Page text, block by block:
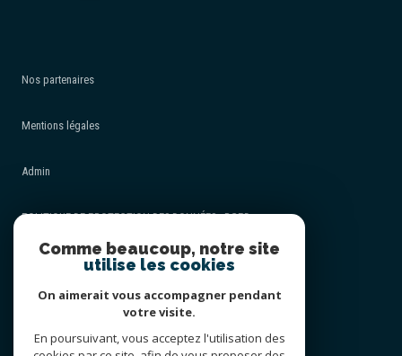
Nos partenaires
Mentions légales
Admin
POLITIQUE DE PROTECTION DES DONNÉES - RGPD
Nos honoraires
Comme beaucoup, notre site
utilise les cookies
On aimerait vous accompagner pendant
votre visite.
En poursuivant, vous acceptez l'utilisation des